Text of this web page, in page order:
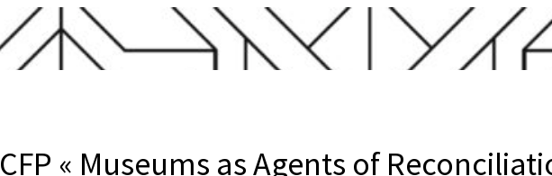
CFP « Museums as Agents of